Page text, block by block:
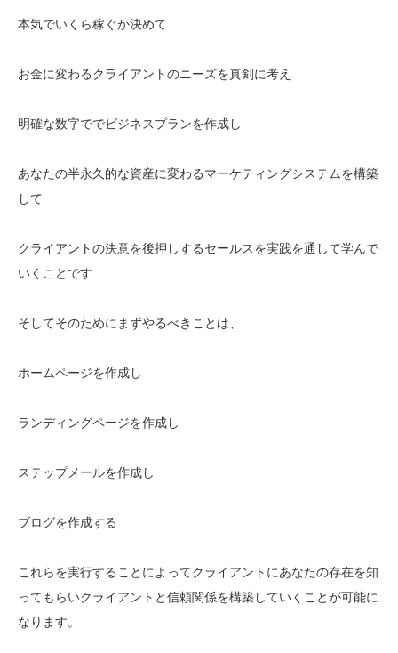
本気でいくら稼ぐか決めて
お金に変わるクライアントのニーズを真剣に考え
明確な数字ででビジネスプランを作成し
あなたの半永久的な資産に変わるマーケティングシステムを構築
して
クライアントの決意を後押しするセールスを実践を通して学んで
いくことです
そしてそのためにまずやるべきことは、
ホームページを作成し
ランディングページを作成し
ステップメールを作成し
ブログを作成する
これらを実行することによってクライアントにあなたの存在を知
ってもらいクライアントと信頼関係を構築していくことが可能に
なります。